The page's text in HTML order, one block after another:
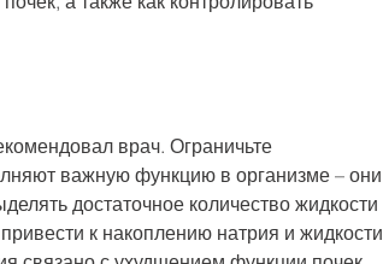
врач. Ограничьте
важную функцию в организме – они
достаточное количество жидкости
к накоплению натрия и жидкости